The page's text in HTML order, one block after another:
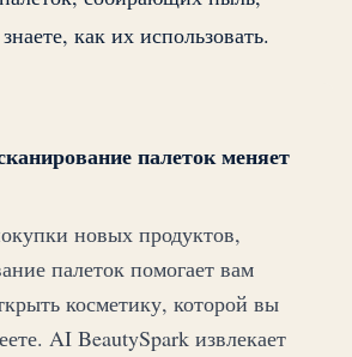
как их использовать.
палеток меняет
новых продуктов,
палеток помогает вам
косметику, которой вы
AI BeautySpark извлекает